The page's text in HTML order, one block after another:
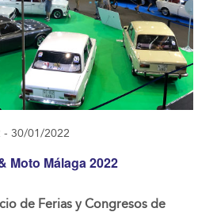
Moto Málaga 2022
- 30/01/2022
de Ferias y Congresos de